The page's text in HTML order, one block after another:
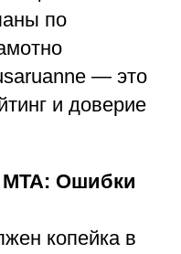
по
— это
и доверие
Ошибки
копейка в